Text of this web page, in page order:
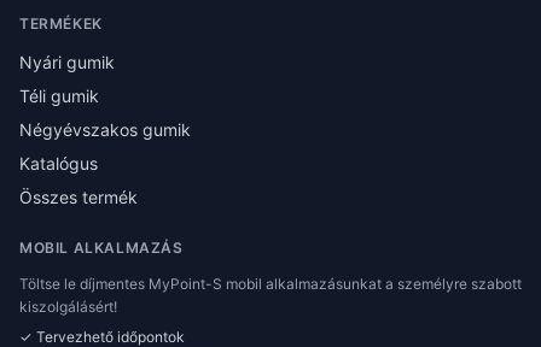
TERMÉKEK
Nyári gumik
Téli gumik
Négyévszakos gumik
Katalógus
Összes termék
MOBIL ALKALMAZÁS
Töltse le díjmentes MyPoint-S mobil alkalmazásunkat a személyre szabott
kiszolgálásért!
✓ Tervezhető időpontok